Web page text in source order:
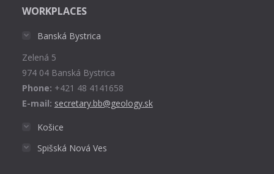
opens
window
WORKPLACES
Banská Bystrica
Zelená 5
974 04 Banská Bystrica
Phone: +421 48 4141658
E-mail: secretary.bb@geology.sk
Košice
Spišská Nová Ves